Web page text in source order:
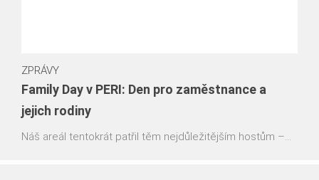
ZPRÁVY
Family Day v PERI: Den pro zaměstnance a
jejich rodiny
Náš areál tentokrát patřil těm nejdůležitějším hostům –